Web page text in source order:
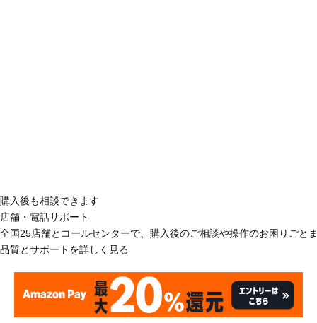
購入後も相談できます
店舗・電話サポート
全国25店舗とコールセンターで、購入後のご相談や操作のお困りごと
品質とサポートを詳しく見る